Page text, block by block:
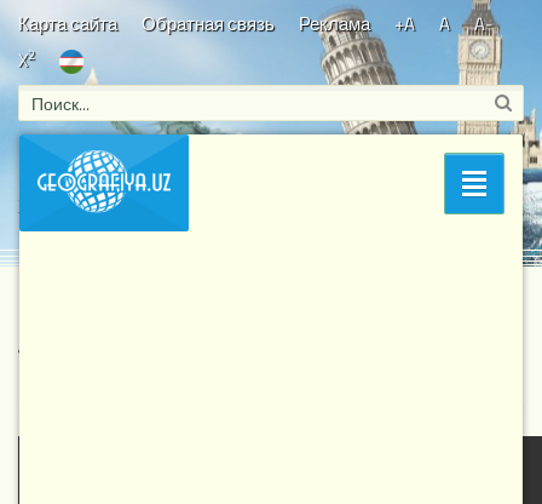
Карта сайта Обратная связь Реклама +A A
A-
X2
Bosh sahifa/Знаете ли Вы?
/ Рестени -
Жизнь / BBC: Life - 9 серия